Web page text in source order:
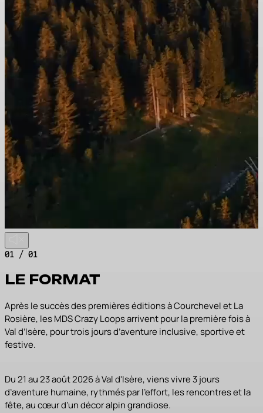
01 / 01
LE FORMAT
Après le succès des premières éditions à Courchevel et La
Rosière, les MDS Crazy Loops arrivent pour la première fois à
Val d’Isère, pour trois jours d’aventure inclusive, sportive et
festive.
Du 21 au 23 août 2026 à Val d'Isère, viens vivre 3 jours
d’aventure humaine, rythmés par l’effort, les rencontres et la
fête, au cœur d’un décor alpin grandiose.